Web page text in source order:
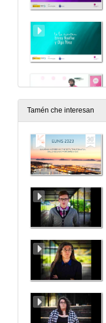
Tamén che interesan